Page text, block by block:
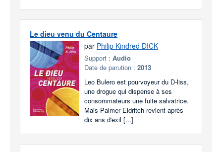
Le dieu venu du Centaure
par Philip Kindred DICK
Support : Audio
Date de parution : 2013
Leo Bulero est pourvoyeur du D-liss,
une drogue qui dispense à ses
consommateurs une fuite salvatrice.
Mais Palmer Eldritch revient après
dix ans d'exil [...]